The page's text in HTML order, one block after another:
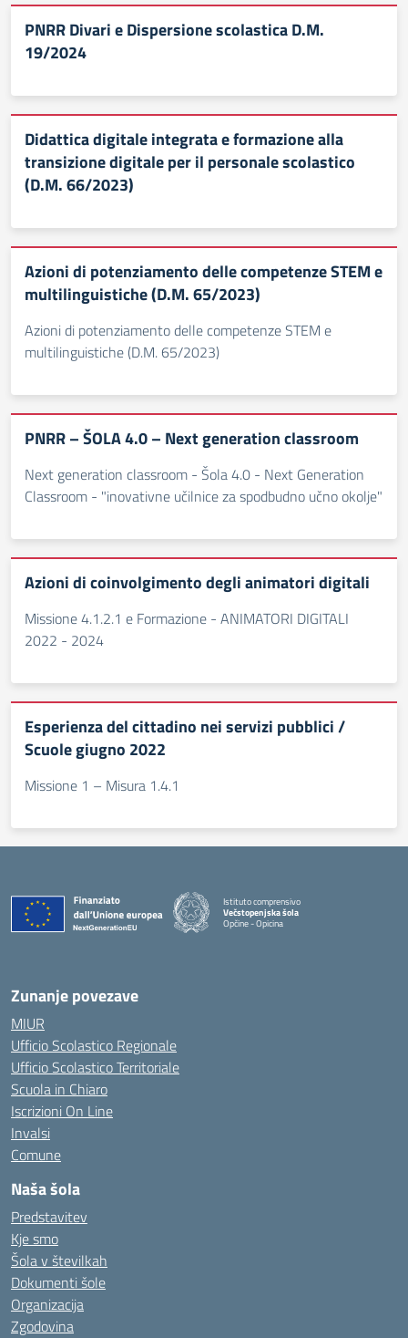
PNRR Divari e Dispersione scolastica D.M.
19/2024
Didattica digitale integrata e formazione alla
transizione digitale per il personale scolastico
(D.M. 66/2023)
Azioni di potenziamento delle competenze STEM e
multilinguistiche (D.M. 65/2023)
Azioni di potenziamento delle competenze STEM e
multilinguistiche (D.M. 65/2023)
PNRR – ŠOLA 4.0 – Next generation classroom
Next generation classroom - Šola 4.0 - Next Generation
Classroom - "inovativne učilnice za spodbudno učno okolje"
Azioni di coinvolgimento degli animatori digitali
Missione 4.1.2.1 e Formazione - ANIMATORI DIGITALI
2022 - 2024
Esperienza del cittadino nei servizi pubblici /
Scuole giugno 2022
Missione 1 – Misura 1.4.1
Istituto comprensivo
Večstopenjska šola
Opčine - Opicina
Zunanje povezave
MIUR
Ufficio Scolastico Regionale
Ufficio Scolastico Territoriale
Scuola in Chiaro
Iscrizioni On Line
Invalsi
Comune
Naša šola
Predstavitev
Kje smo
Šola v številkah
Dokumenti šole
Organizacija
Zgodovina